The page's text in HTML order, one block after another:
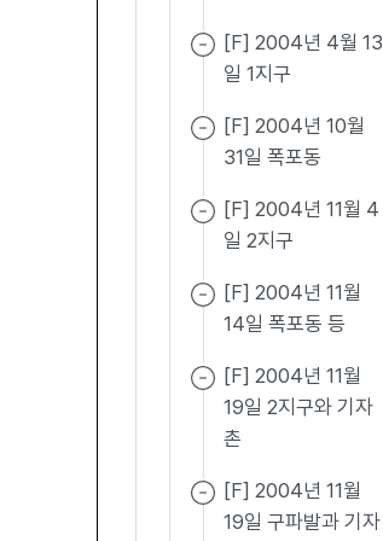
[F] 2004년 4월 13
일 1지구
[F] 2004년 10월
31일 폭포동
[F] 2004년 11월 4
일 2지구
[F] 2004년 11월
14일 폭포동 등
[F] 2004년 11월
19일 2지구와 기자
촌
[F] 2004년 11월
19일 구파발과 기자
처음페이지이전페이지